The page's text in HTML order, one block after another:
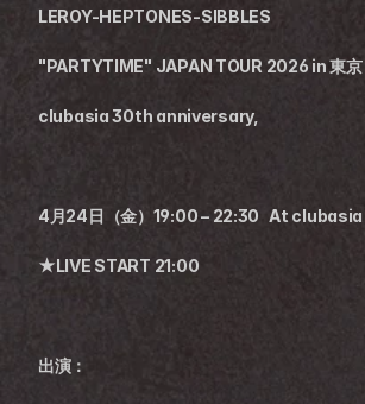
LEROY-HEPTONES-SIBBLES
"PARTYTIME" JAPAN TOUR 2026 in 東京
clubasia 30th anniversary,
4月24日（金）19:00 – 22:30   At clubasia
★LIVE START 21:00
出演：